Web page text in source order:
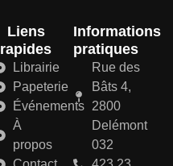
Liens
rapides
Librairie
Papeterie
Événements
À
propos
Informations
pratiques
Rue des
Bâts 4,
2800
Delémont
032